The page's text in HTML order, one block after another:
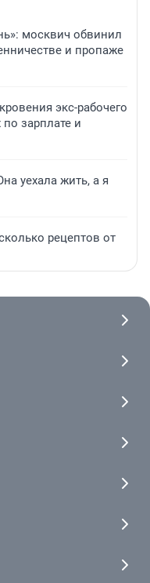
москвич обвинил
и пропаже
экс-рабочего
зарплате и
уехала жить, а я
рецептов от